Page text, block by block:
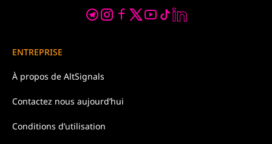
ENTREPRISE
À propos de AltSignals
Contactez nous aujourd’hui
Conditions d’utilisation